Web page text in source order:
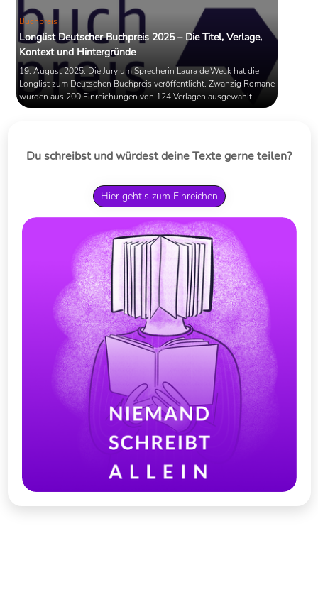
Buchpreis
Longlist Deutscher Buchpreis 2025 – Die Titel, Verlage,
Kontext und Hintergründe
19. August 2025: Die Jury um Sprecherin Laura de Weck hat die
Longlist zum Deutschen Buchpreis veröffentlicht. Zwanzig Romane
wurden aus 200 Einreichungen von 124 Verlagen ausgewählt .
Du schreibst und würdest deine Texte gerne teilen?
Hier geht's zum Einreichen